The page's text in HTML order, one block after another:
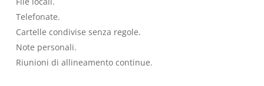
Telefonate.
Cartelle condivise senza regole.
Note personali.
Riunioni di allineamento continue.